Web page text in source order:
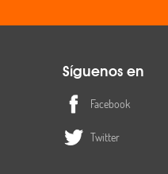
Síguenos en
Facebook
Twitter